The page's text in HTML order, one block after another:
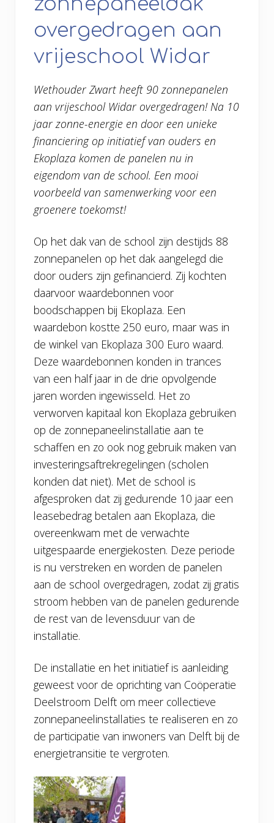
overgedragen aan
vrijeschool Widar
Wethouder Zwart heeft 90 zonnepanelen
aan vrijeschool Widar overgedragen! Na 10
jaar zonne-energie en door een unieke
financiering op initiatief van ouders en
Ekoplaza komen de panelen nu in
eigendom van de school. Een mooi
voorbeeld van samenwerking voor een
groenere toekomst!
Op het dak van de school zijn destijds 88
zonnepanelen op het dak aangelegd die
door ouders zijn gefinancierd. Zij kochten
daarvoor waardebonnen voor
boodschappen bij Ekoplaza. Een
waardebon kostte 250 euro, maar was in
de winkel van Ekoplaza 300 Euro waard.
Deze waardebonnen konden in trances
van een half jaar in de drie opvolgende
jaren worden ingewisseld. Het zo
verworven kapitaal kon Ekoplaza gebruiken
op de zonnepaneelinstallatie aan te
schaffen en zo ook nog gebruik maken van
investeringsaftrekregelingen (scholen
konden dat niet). Met de school is
afgesproken dat zij gedurende 10 jaar een
leasebedrag betalen aan Ekoplaza, die
overeenkwam met de verwachte
uitgespaarde energiekosten. Deze periode
is nu verstreken en worden de panelen
aan de school overgedragen, zodat zij gratis
stroom hebben van de panelen gedurende
de rest van de levensduur van de
installatie.
De installatie en het initiatief is aanleiding
geweest voor de oprichting van Coöperatie
Deelstroom Delft om meer collectieve
zonnepaneelinstallaties te realiseren en zo
de participatie van inwoners van Delft bij de
energietransitie te vergroten.